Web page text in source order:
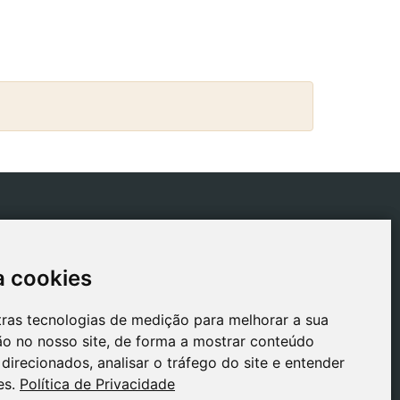
cookies
tecnologias de medição para melhorar a sua
no nosso site, de forma a mostrar conteúdo
analisar o tráfego do site e entender
Política de Privacidade
cookies
tecnologias de medição para melhorar a sua
no nosso site, de forma a mostrar conteúdo
analisar o tráfego do site e entender
Política de Privacidade
de Cookies
de
Legal
Madrid
+34 918 459 877
Segunda a Sexta